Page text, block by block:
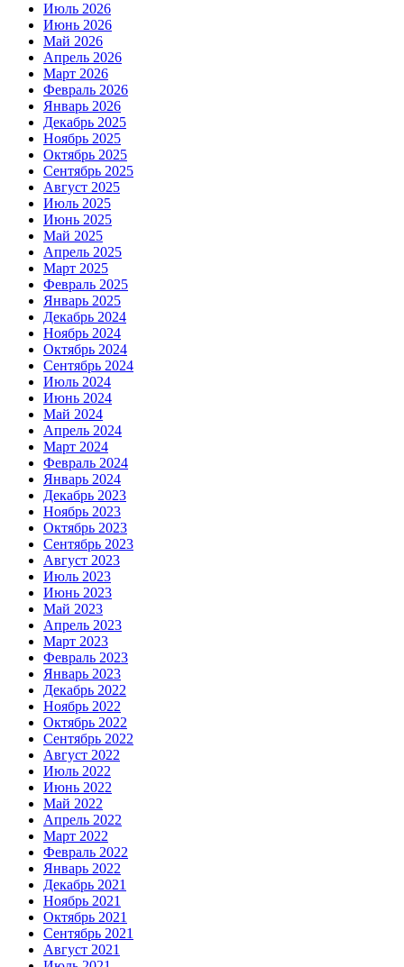
Июль 2026
Июнь 2026
Май 2026
Апрель 2026
Март 2026
Февраль 2026
Январь 2026
Декабрь 2025
Ноябрь 2025
Октябрь 2025
Сентябрь 2025
Август 2025
Июль 2025
Июнь 2025
Май 2025
Апрель 2025
Март 2025
Февраль 2025
Январь 2025
Декабрь 2024
Ноябрь 2024
Октябрь 2024
Сентябрь 2024
Июль 2024
Июнь 2024
Май 2024
Апрель 2024
Март 2024
Февраль 2024
Январь 2024
Декабрь 2023
Ноябрь 2023
Октябрь 2023
Сентябрь 2023
Август 2023
Июль 2023
Июнь 2023
Май 2023
Апрель 2023
Март 2023
Февраль 2023
Январь 2023
Декабрь 2022
Ноябрь 2022
Октябрь 2022
Сентябрь 2022
Август 2022
Июль 2022
Июнь 2022
Май 2022
Апрель 2022
Март 2022
Февраль 2022
Январь 2022
Декабрь 2021
Ноябрь 2021
Октябрь 2021
Сентябрь 2021
Август 2021